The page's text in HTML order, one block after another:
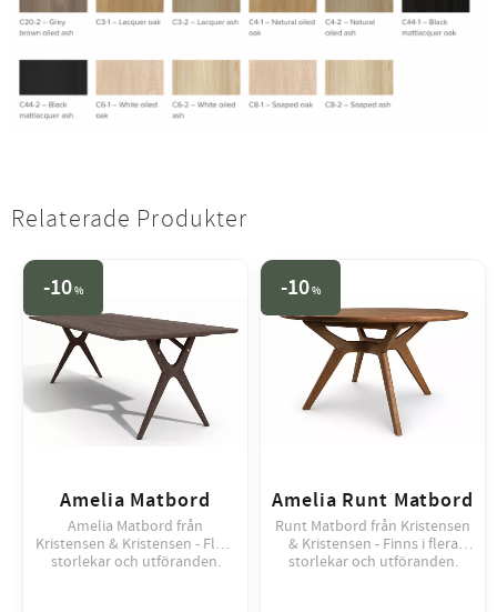
Relaterade Produkter
Amelia Matbord
Amelia Matbord från
Kristensen & Kristensen - Flera
storlekar och utföranden.
10%
Amelia Runt Matbord
Runt Matbord från Kristensen
& Kristensen - Finns i flera
storlekar och utföranden.
10%